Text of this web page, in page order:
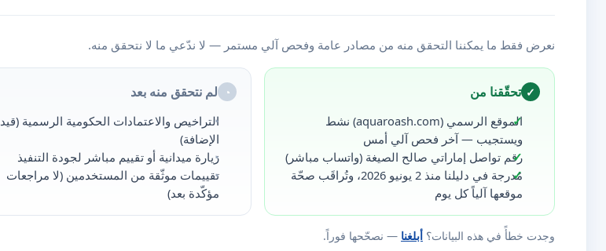
نعرض فقط ما يمكننا التحقق منه من مصادر عامة وفحص آلي مستمر — لا ندّعي ما لا نتحقق منه.
✓ تحقّقنا من
الموقع الرسمي (aquaroash.com) نشط
ويستجيب — آخر فحص آلي أمس
رقم تواصل إماراتي صالح الصيغة (واتساب مباشر)
مُدرجة في دليلنا منذ 2 يونيو 2026، وتُراقَب صحّة
موقعها آلياً كل يوم
◔ لم نتحقق منه بعد
التراخيص والاعتمادات الحكومية الرسمية (قيد
الإضافة)
زيارة ميدانية أو تقييم مباشر لجودة التنفيذ
تقييمات موثّقة من المستخدمين (لا مراجعات
مؤكّدة بعد)
وجدت خطأً في هذه البيانات؟ أبلغنا — نصحّحها فوراً.